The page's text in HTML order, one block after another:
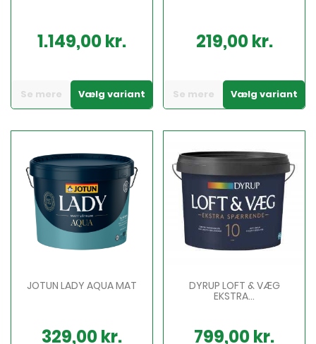
1.149,00 kr.
Se mere Vælg variant
219,00 kr.
Se mere Vælg variant
JOTUN LADY AQUA MAT
329,00 kr.
DYRUP LOFT & VÆG
EKSTRA...
799,00 kr.